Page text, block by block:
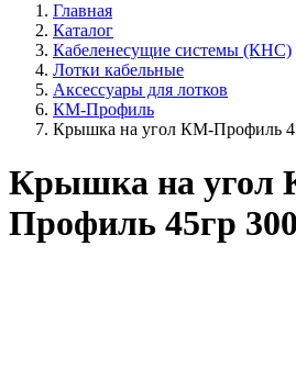
Главная
Каталог
Кабеленесущие системы (КНС)
Лотки кабельные
Аксессуары для лотков
КМ-Профиль
Крышка на угол КМ-Профиль
Крышка на угол
Профиль 45гр 300